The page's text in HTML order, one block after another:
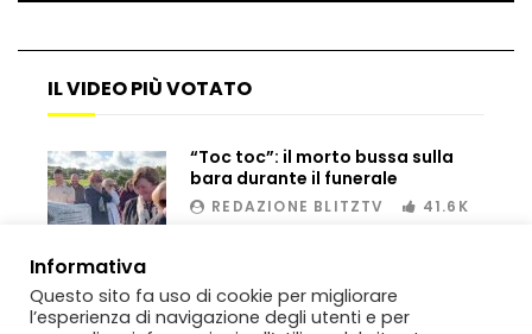
IL VIDEO PIÙ VOTATO
00:02
“Toc toc”: il morto bussa sulla
bara durante il funerale
REDAZIONE BLITZTV 41.6K
Informativa
Questo sito fa uso di cookie per migliorare
l’esperienza di navigazione degli utenti e per